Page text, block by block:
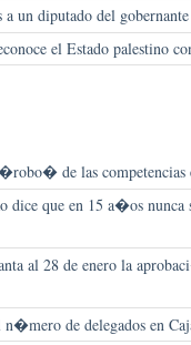
a un diputado del
el Estado palestino
de las competencias
que en 15 a�os nunca
al 28 de enero la
de delegados en